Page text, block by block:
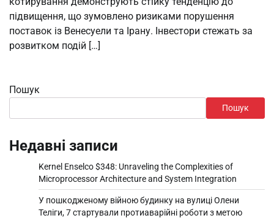
підвищення, що зумовлено ризиками порушення
поставок із Венесуели та Ірану. Інвестори стежать за
розвитком подій […]
Пошук
Пошук
Недавні записи
Kernel Enselco $348: Unraveling the Complexities of
Microprocessor Architecture and System Integration
У пошкодженому війною будинку на вулиці Олени
Теліги, 7 стартували протиаварійні роботи з метою